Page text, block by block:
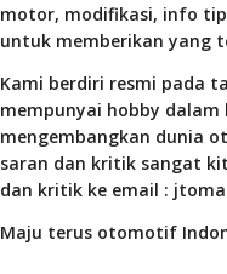
motor, modifikasi, info
untuk memberikan yang
Kami berdiri resmi pada
mempunyai hobby
mengembangkan dunia
saran dan kritik sangat
dan kritik ke email :
Maju terus otomotif